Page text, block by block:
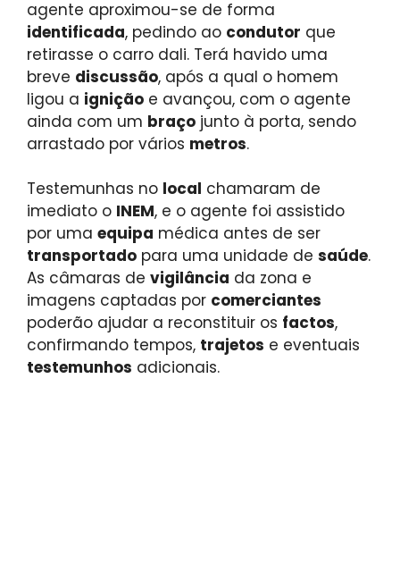
agente aproximou-se de forma
identificada, pedindo ao condutor que
retirasse o carro dali. Terá havido uma
breve discussão, após a qual o homem
ligou a ignição e avançou, com o agente
ainda com um braço junto à porta, sendo
arrastado por vários metros.
Testemunhas no local chamaram de
imediato o INEM, e o agente foi assistido
por uma equipa médica antes de ser
transportado para uma unidade de saúde.
As câmaras de vigilância da zona e
imagens captadas por comerciantes
poderão ajudar a reconstituir os factos,
confirmando tempos, trajetos e eventuais
testemunhos adicionais.